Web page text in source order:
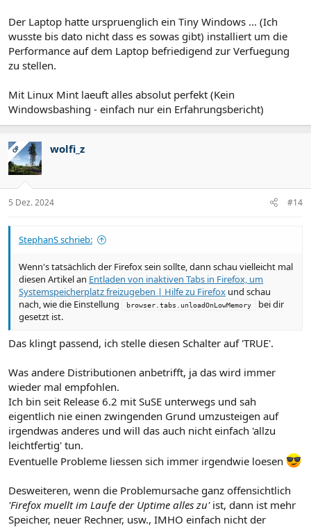
Der Laptop hatte urspruenglich ein Tiny Windows ... (Ich
wusste bis dato nicht dass es sowas gibt) installiert um die
Performance auf dem Laptop befriedigend zur Verfuegung
zu stellen.
Mit Linux Mint laeuft alles absolut perfekt (Kein
Windowsbashing - einfach nur ein Erfahrungsbericht)
OP wolfi_z
5 Dez. 2024 #14
StephanS schrieb:
Wenn's tatsächlich der Firefox sein sollte, dann schau vielleicht mal
diesen Artikel an Entladen von inaktiven Tabs in Firefox, um
Systemspeicherplatz freizugeben | Hilfe zu Firefox und schau
nach, wie die Einstellung
browser.tabs.unloadOnLowMemory
bei dir
gesetzt ist.
Das klingt passend, ich stelle diesen Schalter auf 'TRUE'.
Was andere Distributionen anbetrifft, ja das wird immer
wieder mal empfohlen.
Ich bin seit Release 6.2 mit SuSE unterwegs und sah
eigentlich nie einen zwingenden Grund umzusteigen auf
irgendwas anderes und will das auch nicht einfach 'allzu
leichtfertig' tun.
Eventuelle Probleme liessen sich immer irgendwie loesen
Desweiteren, wenn die Problemursache ganz offensichtlich
'Firefox muellt im Laufe der Uptime alles zu'ist, dann ist mehr
Speicher, neuer Rechner, usw., IMHO einfach nicht der